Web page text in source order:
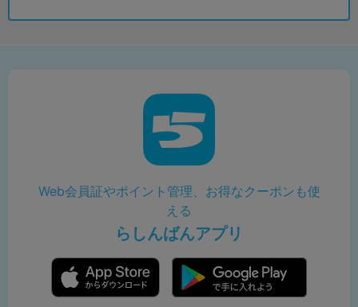
Web会員証やポイント管理、お得なクーポンも使
える
らしんばんアプリ